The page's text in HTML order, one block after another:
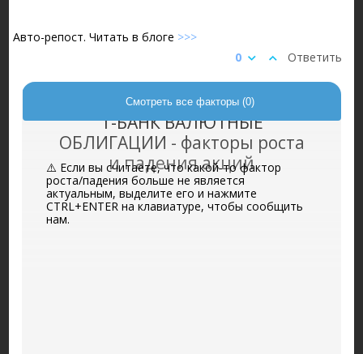
Авто-репост. Читать в блоге >>>
Ответить
0
Т-БАНК ВАЛЮТНЫЕ
ОБЛИГАЦИИ - факторы роста
и падения акций
Смотреть все факторы (0)
⚠️ Если вы считаете, что какой-то фактор
роста/падения больше не является
актуальным, выделите его и нажмите
CTRL+ENTER на клавиатуре, чтобы сообщить
нам.